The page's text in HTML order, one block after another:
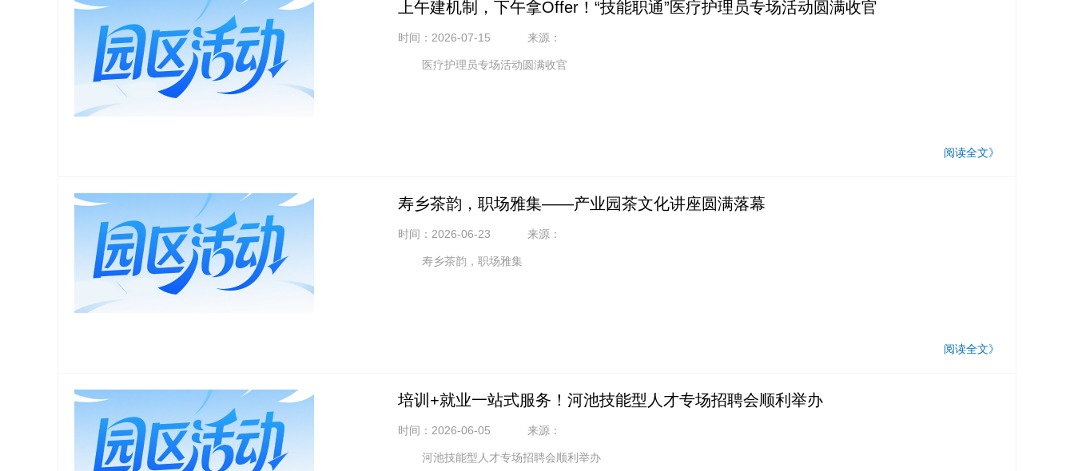
上午建机制，下午拿Offer！“技能职通”医疗护理员专场活动圆满收官
时间：2026-07-15 来源：
医疗护理员专场活动圆满收官
阅读全文》
寿乡茶韵，职场雅集——产业园茶文化讲座圆满落幕
时间：2026-06-23 来源：
寿乡茶韵，职场雅集
阅读全文》
培训+就业一站式服务！河池技能型人才专场招聘会顺利举办
时间：2026-06-05 来源：
河池技能型人才专场招聘会顺利举办